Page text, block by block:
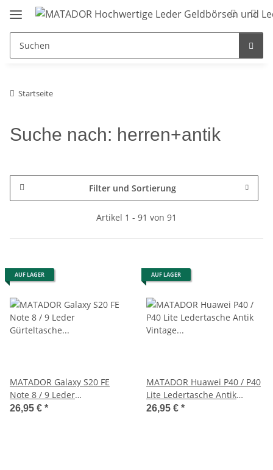
Startseite
Suche nach: herren+antik
Filter und Sortierung
Artikel 1 - 91 von 91
AUF LAGER
MATADOR Galaxy S20 FE
Note 8 / 9 Leder
Gürteltasche Antik Schwarz
26,95 € *
AUF LAGER
MATADOR Huawei P40 / P40
Lite Ledertasche Antik
Vintage Braun
26,95 € *